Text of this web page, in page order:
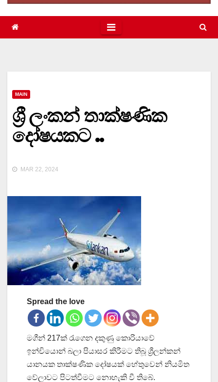
MAIN
ශ්‍රී ලංකන් තාක්ෂණික
දෝෂයකට ..
MAR 22, 2024
Spread the love
මගීන් 217ක් රැගෙන දකුණු කොරියාවේ
ඉන්චියොන් බලා පියාසර කිරීමට තිබූ ශ්‍රීලන්කන්
යානයක තාක්ෂණික දෝෂයක් හේතුවෙන් නියමිත
වේලාවට පිටත්වීමට නොහැකි වී තිබේ.